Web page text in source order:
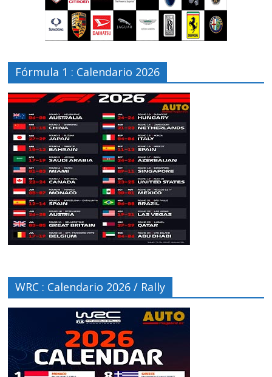
Fórmula 1 : Calendario 2026
WRC : Calendario 2026 / Rally